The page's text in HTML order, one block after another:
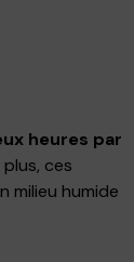
heures par
ces
milieu humide